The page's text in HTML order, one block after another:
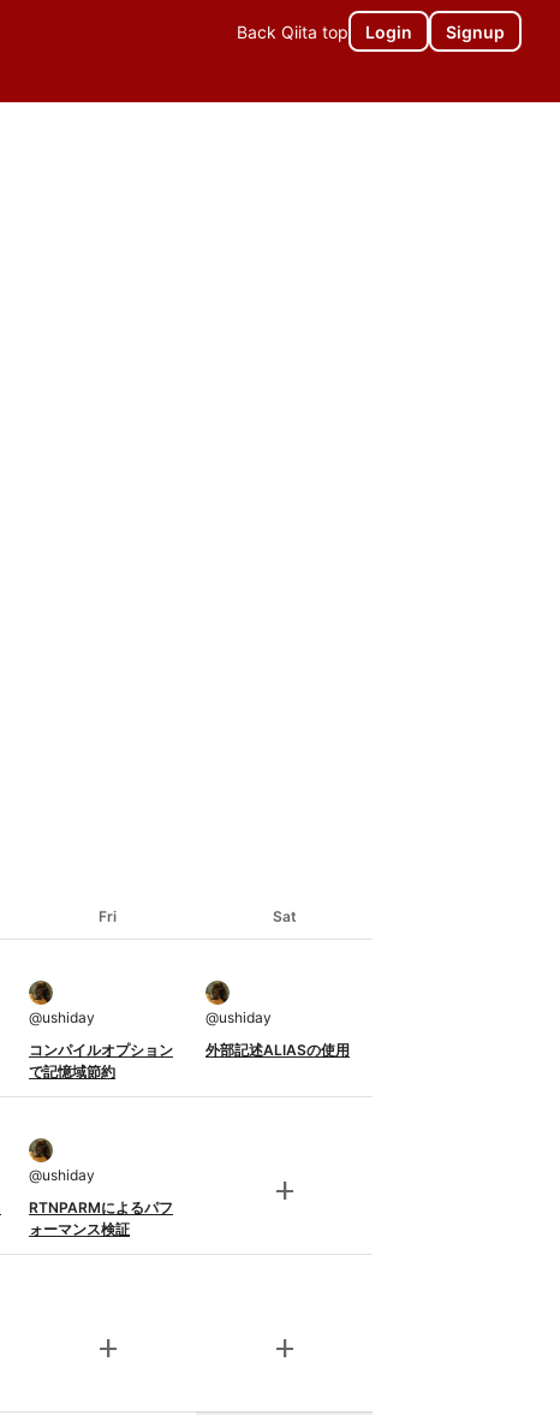
Back Qiita top Login Signup
Fri Sat
@ushiday
コンパイルオプション
で記憶域節約
@ushiday
外部記述ALIASの使用
@ushiday
RTNPARMによるパフ
ォーマンス検証
add
add add